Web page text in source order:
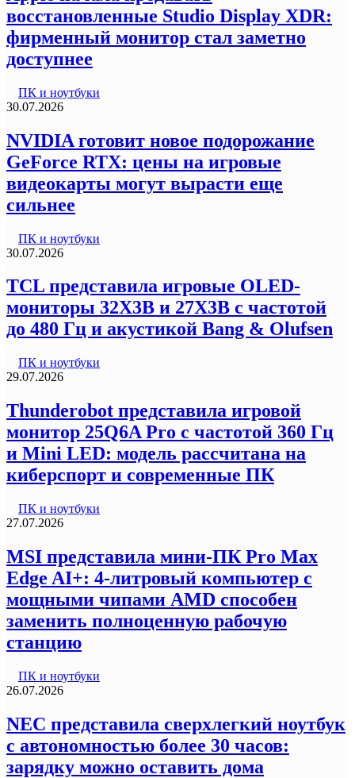
восстановленные Studio Display XDR:
фирменный монитор стал заметно
доступнее
ПК и ноутбуки
30.07.2026
NVIDIA готовит новое подорожание
GeForce RTX: цены на игровые
видеокарты могут вырасти еще
сильнее
ПК и ноутбуки
30.07.2026
TCL представила игровые OLED-
мониторы 32X3B и 27X3B с частотой
до 480 Гц и акустикой Bang & Olufsen
ПК и ноутбуки
29.07.2026
Thunderobot представила игровой
монитор 25Q6A Pro с частотой 360 Гц
и Mini LED: модель рассчитана на
киберспорт и современные ПК
ПК и ноутбуки
27.07.2026
MSI представила мини-ПК Pro Max
Edge AI+: 4-литровый компьютер с
мощными чипами AMD способен
заменить полноценную рабочую
станцию
ПК и ноутбуки
26.07.2026
NEC представила сверхлегкий ноутбук
с автономностью более 30 часов:
зарядку можно оставить дома